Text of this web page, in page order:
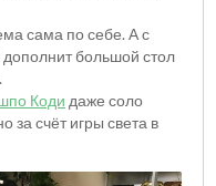
сама по себе. А с
большой стол
Коди даже соло
за счёт игры света в